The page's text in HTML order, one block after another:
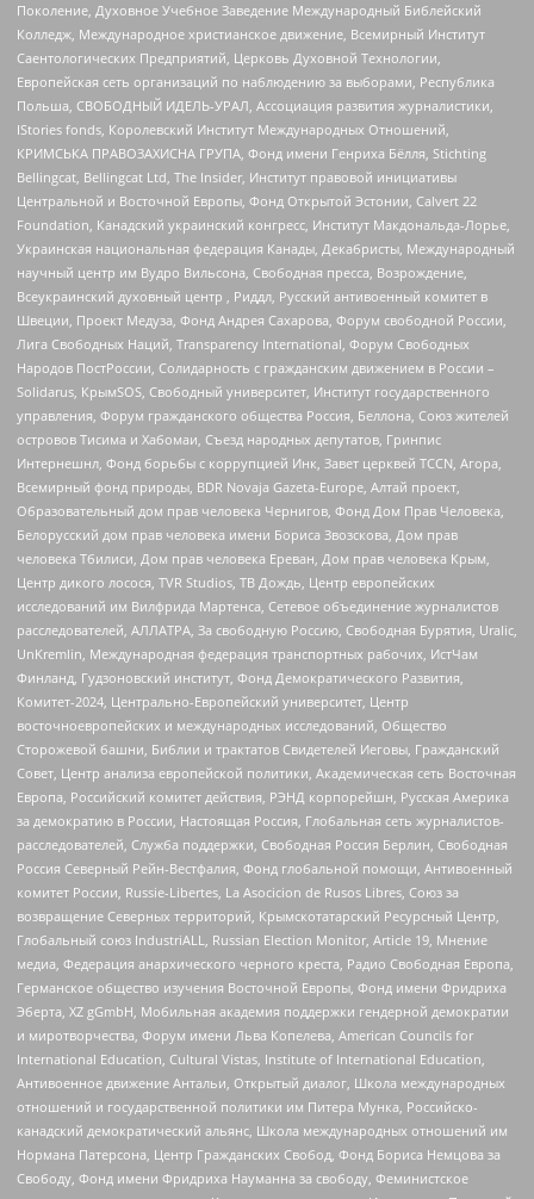
Поколение, Духовное Учебное Заведение Международный Библейский
Колледж, Международное христианское движение, Всемирный Институт
Саентологических Предприятий, Церковь Духовной Технологии,
Европейская сеть организаций по наблюдению за выборами, Республика
Польша, СВОБОДНЫЙ ИДЕЛЬ-УРАЛ, Ассоциация развития журналистики,
IStories fonds, Королевский Институт Международных Отношений,
КРИМСЬКА ПРАВОЗАХИСНА ГРУПА, Фонд имени Генриха Бёлля, Stichting
Bellingcat, Bellingcat Ltd, The Insider, Институт правовой инициативы
Центральной и Восточной Европы, Фонд Открытой Эстонии, Calvert 22
Foundation, Канадский украинский конгресс, Институт Макдональда-Лорье,
Украинская национальная федерация Канады, Декабристы, Международный
научный центр им Вудро Вильсона, Свободная пресса, Возрождение,
Всеукраинский духовный центр , Риддл, Русский антивоенный комитет в
Швеции, Проект Медуза, Фонд Андрея Сахарова, Форум свободной России,
Лига Свободных Наций, Transparеncy International, Форум Свободных
Народов ПостРоссии, Солидарность с гражданским движением в России –
Solidarus, КрымSOS, Свободный университет, Институт государственного
управления, Форум гражданского общества Россия, Беллона, Союз жителей
островов Тисима и Хабомаи, Съезд народных депутатов, Гринпис
Интернешнл, Фонд борьбы с коррупцией Инк, Завет церквей TCCN, Агора,
Всемирный фонд природы, BDR Novaja Gazeta-Europe, Алтай проект,
Образовательный дом прав человека Чернигов, Фонд Дом Прав Человека,
Белорусский дом прав человека имени Бориса Звозскова, Дом прав
человека Тбилиси, Дом прав человека Ереван, Дом прав человека Крым,
Центр дикого лосося, TVR Studios, ТВ Дождь, Центр европейских
исследований им Вилфрида Мартенса, Сетевое объединение журналистов
расследователей, АЛЛАТРА, За свободную Россию, Свободная Бурятия, Uralic,
UnKremlin, Международная федерация транспортных рабочих, ИстЧам
Финланд, Гудзоновский институт, Фонд Демократического Развития,
Комитет-2024, Центрально-Европейский университет, Центр
восточноевропейских и международных исследований, Общество
Сторожевой башни, Библии и трактатов Свидетелей Иеговы, Гражданский
Совет, Центр анализа европейской политики, Академическая сеть Восточная
Европа, Российский комитет действия, РЭНД корпорейшн, Русская Америка
за демократию в России, Настоящая Россия, Глобальная сеть журналистов-
расследователей, Служба поддержки, Свободная Россия Берлин, Свободная
Россия Северный Рейн-Вестфалия, Фонд глобальной помощи, Антивоенный
комитет России, Russie-Libertes, La Asocicion de Rusos Libres, Союз за
возвращение Северных территорий, Крымскотатарский Ресурсный Центр,
Глобальный союз IndustriALL, Russian Election Monitor, Article 19, Мнение
медиа, Федерация анархического черного креста, Радио Свободная Европа,
Германское общество изучения Восточной Европы, Фонд имени Фридриха
Эберта, XZ gGmbH, Мобильная академия поддержки гендерной демократии
и миротворчества, Форум имени Льва Копелева, American Councils for
International Education, Cultural Vistas, Institute of International Education,
Антивоенное движение Антальи, Открытый диалог, Школа международных
отношений и государственной политики им Питера Мунка, Российско-
канадский демократический альянс, Школа международных отношений им
Нормана Патерсона, Центр Гражданских Свобод, Фонд Бориса Немцова за
Свободу, Фонд имени Фридриха Науманна за свободу, Феминистское